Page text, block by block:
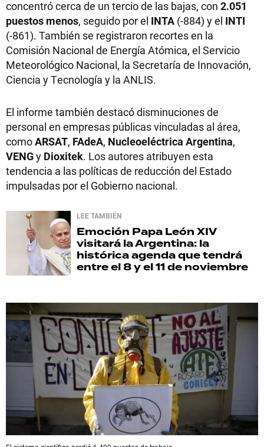
concentró cerca de un tercio de las bajas, con 2.051
puestos menos, seguido por el INTA (-884) y el INTI
(-861). También se registraron recortes en la
Comisión Nacional de Energía Atómica, el Servicio
Meteorológico Nacional, la Secretaría de Innovación,
Ciencia y Tecnología y la ANLIS.
El informe también destacó disminuciones de
personal en empresas públicas vinculadas al área,
comoARSAT, FAdeA, Nucleoeléctrica Argentina,
VENGy Dioxitek. Los autores atribuyen esta
tendencia a las políticas de reducción del Estado
impulsadas por el Gobierno nacional.
LEE TAMBIÉN
Emoción Papa León XIV
visitará la Argentina: la
histórica agenda que tendrá
entre el 8 y el 11 de noviembre